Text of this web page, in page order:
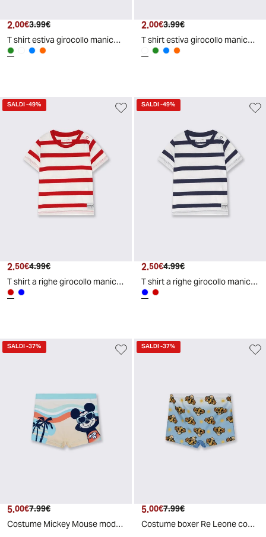
Prezzo attuale
2.00€ Prezzo originale
3.99€
T shirt estiva girocollo manica corta - Verde mela
Prezzo attuale
2.00€ Prezzo originale
3.99€
T shirt estiva girocollo manica corta - Bianco
SALDI-49%
Prezzo attuale
2.50€ Prezzo originale
4.99€
T shirt a righe girocollo manica corta - Rosso
SALDI-49%
Prezzo attuale
2.50€ Prezzo originale
4.99€
T shirt a righe girocollo manica corta - Blu
SALDI-37%
Prezzo attuale
5.00€ Prezzo originale
7.99€
Costume Mickey Mouse modello boxer estivo - Giallo
SALDI-37%
Prezzo attuale
5.00€ Prezzo originale
7.99€
Costume boxer Re Leone con stampa Disney - Blu